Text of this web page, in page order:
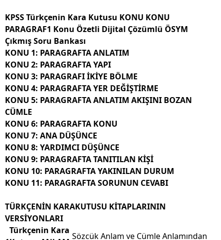
KPSS Türkçenin Kara Kutusu KONU KONU
PARAGRAF1 Konu Özetli Dijital Çözümlü ÖSYM
Çıkmış Soru Bankası
KONU 1: PARAGRAFTA ANLATIM
KONU 2: PARAGRAFTA YAPI
KONU 3: PARAGRAFI İKİYE BÖLME
KONU 4: PARAGRAFTA YER DEĞİŞTİRME
KONU 5: PARAGRAFTA ANLATIM AKIŞINI BOZAN
CÜMLE
KONU 6: PARAGRAFTA KONU
KONU 7: ANA DÜŞÜNCE
KONU 8: YARDIMCI DÜŞÜNCE
KONU 9: PARAGRAFTA TANITILAN KİŞİ
KONU 10: PARAGRAFTA YAKINILAN DURUM
KONU 11: PARAGRAFTA SORUNUN CEVABI
TÜRKÇENİN KARAKUTUSU KİTAPLARININ
VERSİYONLARI
Türkçenin Kara
Sözcük Anlam ve Cümle Anlamından